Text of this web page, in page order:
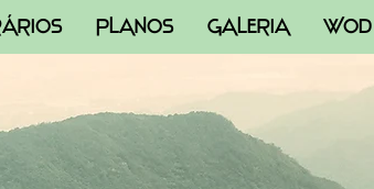
PLANOS GALERIA WOD